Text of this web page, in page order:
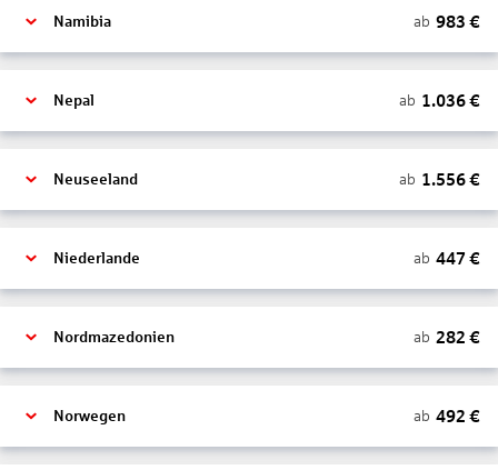
Namibia ab 983 €
Nepal ab 1.036€
Neuseeland ab 1.556€
Niederlande ab 447 €
Nordmazedonien ab 282 €
Norwegen ab 492 €